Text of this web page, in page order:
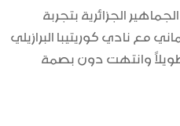
الجزائرية بتجربة
مع نادي كوريتيبا البرازيلي
وانتهت دون بصمة